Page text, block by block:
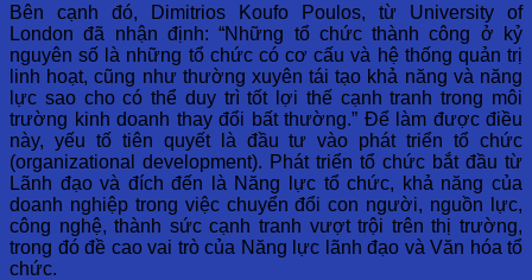
Bên cạnh đó, Dimitrios Koufo Poulos, từ University of
London đã nhận định: “Những tổ chức thành công ở kỷ
nguyên số là những tổ chức có cơ cấu và hệ thống quản trị
linh hoạt, cũng như thường xuyên tái tạo khả năng và năng
lực sao cho có thể duy trì tốt lợi thế cạnh tranh trong môi
trường kinh doanh thay đổi bất thường.” Để làm được điều
này, yếu tố tiên quyết là đầu tư vào phát triển tổ chức
(organizational development). Phát triển tổ chức bắt đầu từ
Lãnh đạo và đích đến là Năng lực tổ chức, khả năng của
doanh nghiệp trong việc chuyển đổi con người, nguồn lực,
công nghệ, thành sức cạnh tranh vượt trội trên thị trường,
trong đó đề cao vai trò của Năng lực lãnh đạo và Văn hóa tổ
chức.